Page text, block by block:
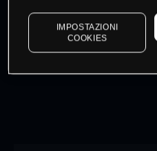
I prezzi sono solo indicativi.
dati di mercato
IMPOSTAZIONI
COOKIES